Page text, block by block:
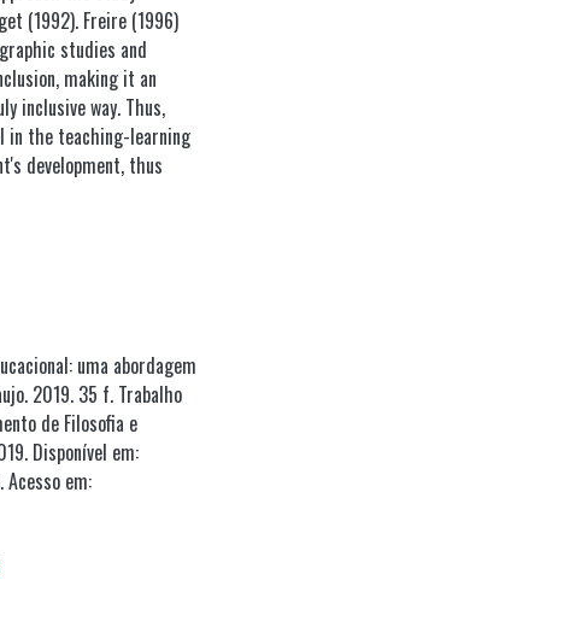
(1992). Freire (1996)
studies and
making it an
inclusive way. Thus,
in the teaching-learning
development, thus
uma abordagem
2019. 35 f. Trabalho
de Filosofia e
Disponível em:
em: